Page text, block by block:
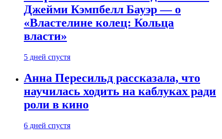
Джейми Кэмпбелл Бауэр — о
«Властелине колец: Кольца
власти»
5 дней спустя
Анна Пересильд рассказала, что
научилась ходить на каблуках ради
роли в кино
6 дней спустя